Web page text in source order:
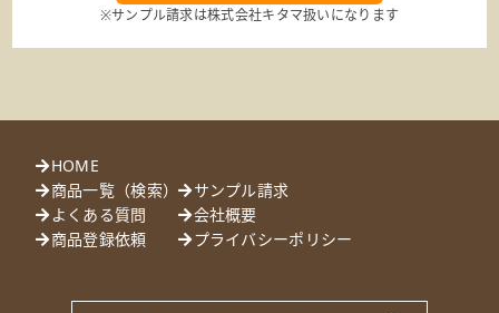
※サンプル請求は株式会社キタマ扱いになります
HOME
商品一覧（検索）
よくある質問
商品登録依頼
サンプル請求
会社概要
プライバシーポリシー